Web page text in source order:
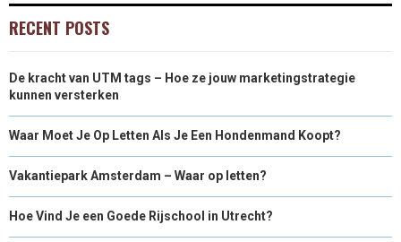
RECENT POSTS
De kracht van UTM tags – Hoe ze jouw marketingstrategie
kunnen versterken
Waar Moet Je Op Letten Als Je Een Hondenmand Koopt?
Vakantiepark Amsterdam – Waar op letten?
Hoe Vind Je een Goede Rijschool in Utrecht?